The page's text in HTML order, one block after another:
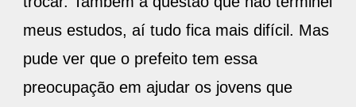
meus estudos, aí tudo fica mais difícil. Mas
pude ver que o prefeito tem essa
preocupação em ajudar os jovens que
precisam de oportunidade. Minha